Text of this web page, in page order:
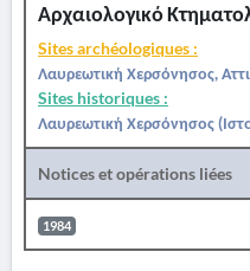
Αρχαιολογικό
Sites archéologiques :
Λαυρεωτική Χερσόνησος,
Sites historiques :
Λαυρεωτική Χερσόνησος
Notices et opérations liées
1984